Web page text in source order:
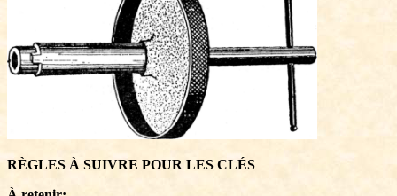
RÈGLES À SUIVRE POUR LES CLÉS